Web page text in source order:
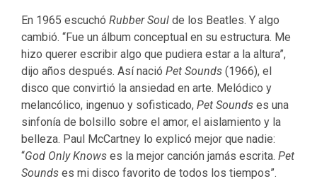
En 1965 escuchó Rubber Soul de los Beatles. Y algo
cambió. “Fue un álbum conceptual en su estructura. Me
hizo querer escribir algo que pudiera estar a la altura”,
dijo años después. Así nació Pet Sounds (1966), el
disco que convirtió la ansiedad en arte. Melódico y
melancólico, ingenuo y sofisticado, Pet Sounds es una
sinfonía de bolsillo sobre el amor, el aislamiento y la
belleza. Paul McCartney lo explicó mejor que nadie:
“God Only Knows es la mejor canción jamás escrita. Pet
Sounds es mi disco favorito de todos los tiempos”.